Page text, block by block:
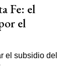
Fe: el
el